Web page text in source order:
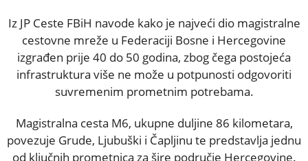
Iz JP Ceste FBiH navode kako je najveći dio magistralne
cestovne mreže u Federaciji Bosne i Hercegovine
izgrađen prije 40 do 50 godina, zbog čega postojeća
infrastruktura više ne može u potpunosti odgovoriti
suvremenim prometnim potrebama.
Magistralna cesta M6, ukupne duljine 86 kilometara,
povezuje Grude, Ljubuški i Čapljinu te predstavlja jednu
od ključnih prometnica za šire područje Hercegovine.